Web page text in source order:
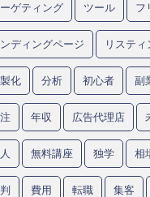
ゲティング ツール フ
ディングページ リスティ
化 分析 初心者 副
年収 広告代理店
無料講座 独学 相
費用 転職 集客